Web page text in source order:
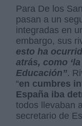
Para De los
pasan a un
integradas en
embargo, sus
esto ha
atrás, como
Educación”.
“en cumbres
España iba
todos llevaban
secretario de